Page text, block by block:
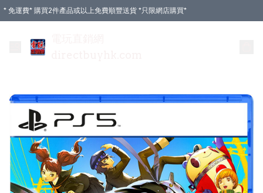
* 免運費* 購買2件產品或以上免費順豐送貨 *只限網店購買*